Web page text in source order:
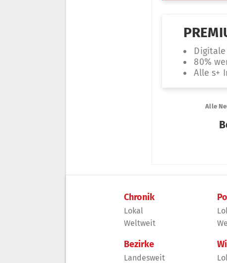
Chronik
Lokal
Weltweit
Bezirke
Landesweit